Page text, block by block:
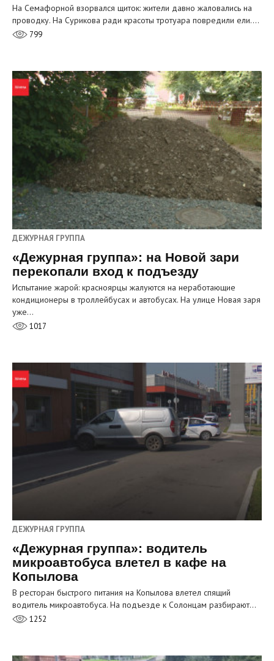
На Семафорной взорвался щиток: жители давно жаловались на
проводку. На Сурикова ради красоты тротуара повредили ели.…
799
ДЕЖУРНАЯ ГРУППА
«Дежурная группа»: на Новой зари
перекопали вход к подъезду
Испытание жарой: красноярцы жалуются на неработающие
кондиционеры в троллейбусах и автобусах. На улице Новая заря
уже…
1017
ДЕЖУРНАЯ ГРУППА
«Дежурная группа»: водитель
микроавтобуса влетел в кафе на
Копылова
В ресторан быстрого питания на Копылова влетел спящий
водитель микроавтобуса. На подъезде к Солонцам разбирают…
1252